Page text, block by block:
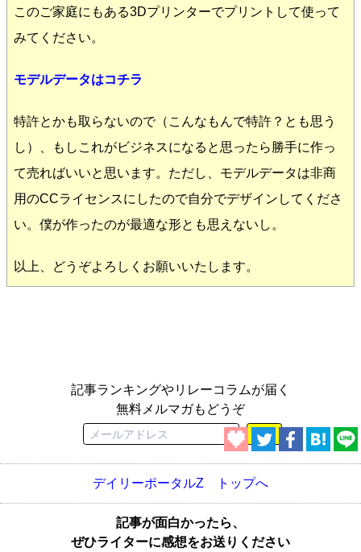
このご家庭にもある3Dプリンターでプリントして使って
みてください。
モデルデータはコチラ
特許とかも取らないので（こんなもんで特許？とも思う
し）、もしこれがビジネスになると思ったら勝手に作っ
て売ればいいと思います。ただし、モデルデータは非商
用のCCライセンスにしたので自分でデザインしてくださ
い。僕が作ったのが最適な形とも思えないし。
以上、どうぞよろしくお願いいたします。
記事ランキングやリレーコラムが届く
無料メルマガもどうぞ
登録
デイリーポータルZ トップへ
記事が面白かったら、
ぜひライターに感想をお送りください